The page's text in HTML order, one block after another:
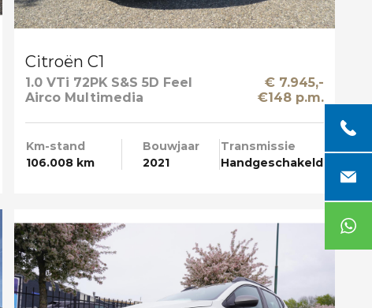
Citroën C1
1.0 VTi 72PK S&S 5D Feel
Airco Multimedia
€ 7.945,-
€148 p.m.
Km-stand
106.008 km
Bouwjaar
2021
Transmissie
Handgeschakeld